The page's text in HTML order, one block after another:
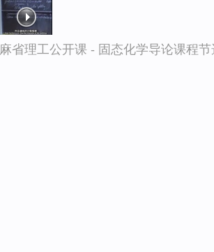
麻省理工公开课 - 固态化学导论课程节